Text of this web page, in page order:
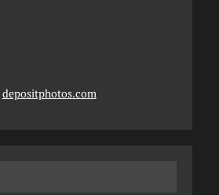
depositphotos.com